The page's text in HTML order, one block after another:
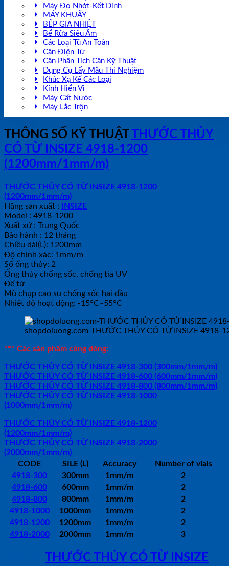
Máy Đo Nhớt-Kết Dính
MÁY KHUẤY
BẾP GIA NHIỆT
Bể Rửa Siêu Âm
Các Loại Tủ An Toàn
Cân Điện Tử
Cân Phân Tích Cân Kỹ Thuật
Dụng Cụ Lấy Mẫu Thí Nghiệm
Khúc Xạ Kế Các Loại
Kính Hiển Vi
Máy Cất Nước
Máy Lắc Trộn
THÔNG SỐ KỸ THUẬT THƯỚC THỦY
CÓ TỪ INSIZE 4918-1200
(1200mm/1mm/m)
THƯỚC THỦY CÓ TỪ INSIZE 4918-1200
(1200mm/1mm/m)
Hãng sản xuất : INSIZE
Model : 4918-1200
Xuất xứ : Trung Quốc
Bảo hành : 12 tháng
Chiều dài(L): 1200mm
Độ chính xác: 1mm/m
Số ống thủy: 2
Ống thủy chống sốc, chống tia UV
Đế từ
Mũ chụp cao su chống sốc hai đầu
Nhiệt độ hoạt động: -15°C~55°C
shopdoluong.com-THƯỚC THỦY CÓ TỪ INSIZE 4918-
*** Các sản phẩm cùng dòng:
THƯỚC THỦY CÓ TỪ INSIZE 4918-300 (300mm/1mm/m)
THƯỚC THỦY CÓ TỪ INSIZE 4918-600 (600mm/1mm/m)
THƯỚC THỦY CÓ TỪ INSIZE 4918-800 (800mm/1mm/m)
THƯỚC THỦY CÓ TỪ INSIZE 4918-1000
(1000mm/1mm/m)
THƯỚC THỦY CÓ TỪ INSIZE 4918-1200
(1200mm/1mm/m)
THƯỚC THỦY CÓ TỪ INSIZE 4918-2000
(2000mm/1mm/m)
CODE
SILE (L) Accuracy
Number of vials
4918-300
300mm 1mm/m
2
4918-600
600mm 1mm/m
2
4918-800
800mm 1mm/m
2
4918-1000
1000mm 1mm/m
2
4918-1200
1200mm 1mm/m
2
4918-2000
2000mm 1mm/m 3
THƯỚC THỦY CÓ TỪ INSIZE